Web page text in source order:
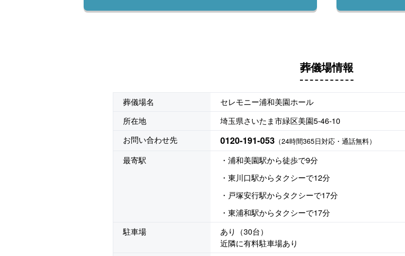
葬儀場情報
葬儀場名
セレモニー浦和美園ホール
所在地
埼玉県さいたま市緑区美園5-46-10
お問い合わせ先
0120-191-053 （24時間365日対応・通話無料）
最寄駅
・浦和美園駅から徒歩で9分
・東川口駅からタクシーで12分
・戸塚安行駅からタクシーで17分
・東浦和駅からタクシーで17分
駐車場
あり（30台）
近隣に有料駐車場あり